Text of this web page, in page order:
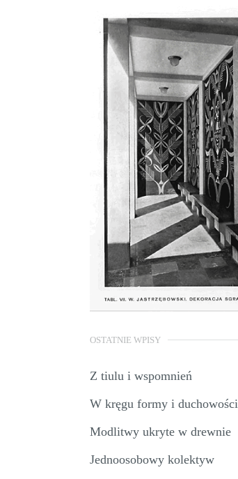
OSTATNIE WPISY
Z tiulu i wspomnień
W kręgu formy i duchowości
Modlitwy ukryte w drewnie
Jednoosobowy kolektyw